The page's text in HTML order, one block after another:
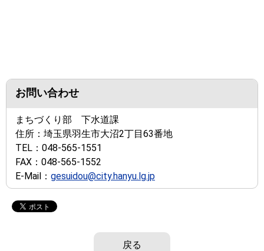
お問い合わせ
まちづくり部 下水道課
住所： 埼玉県羽生市大沼2丁目63番地
TEL： 048-565-1551
FAX： 048-565-1552
E-Mail： gesuidou@city.hanyu.lg.jp
戻る